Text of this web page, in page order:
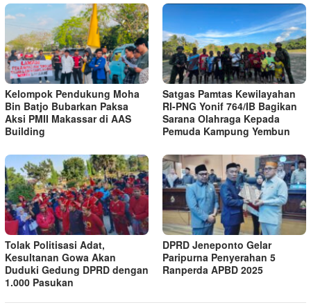
Kelompok Pendukung Moha
Bin Batjo Bubarkan Paksa
Aksi PMII Makassar di AAS
Building
Satgas Pamtas Kewilayahan
RI-PNG Yonif 764/IB Bagikan
Sarana Olahraga Kepada
Pemuda Kampung Yembun
Tolak Politisasi Adat,
Kesultanan Gowa Akan
Duduki Gedung DPRD dengan
1.000 Pasukan
DPRD Jeneponto Gelar
Paripurna Penyerahan 5
Ranperda APBD 2025